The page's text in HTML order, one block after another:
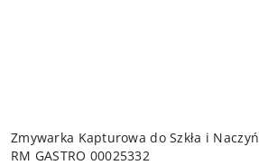
Zmywarka Kapturowa do Szkła i
RM GASTRO 00025332